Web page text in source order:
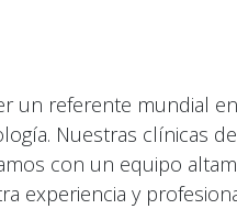
un referente mundial
Nuestras clínicas
con un equipo
experiencia y